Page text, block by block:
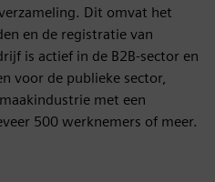
Dit omvat het
en de registratie van
is actief in de B2B-sector en
voor de publieke sector,
met een
500 werknemers of meer.